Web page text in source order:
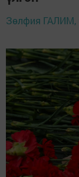
Зөлфия ГАЛИМ,